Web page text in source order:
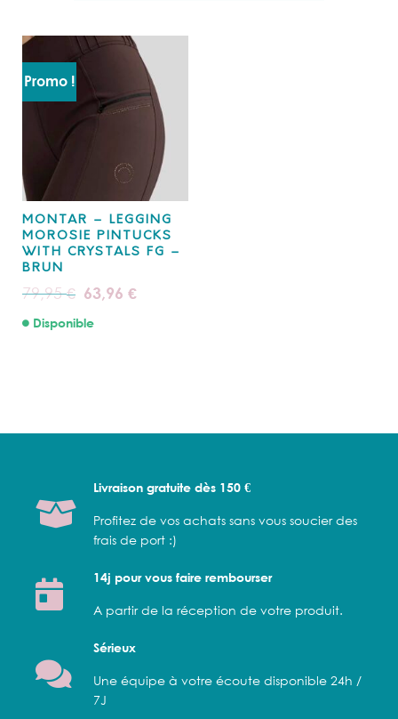
Promo !
MONTAR – LEGGING
MOROSIE PINTUCKS
WITH CRYSTALS FG –
BRUN
79,95€ Le
prix
était :
63,96€Le
prix
Disponible
Livraison gratuite dès 150 €
Profitez de vos achats sans vous soucier des
frais de port :)
14j pour vous faire rembourser
A partir de la réception de votre produit.
Sérieux
Une équipe à votre écoute disponible 24h /
7J